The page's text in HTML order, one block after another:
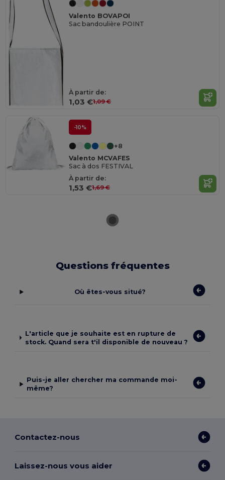
Valento BOVAPOI
Sac bandoulière POINT
À partir de:
1,03 €1,09 €
-10%
+8
Valento MCVAFES
Sac à dos FESTIVAL
À partir de:
1,53 €1,69 €
Questions fréquentes
Où êtes-vous situé?
L'article que je souhaite est en rupture de
stock. Quand sera t'il disponible de nouveau ?
Puis-je aller chercher ma commande moi-
même?
Contactez-nous
Laissez-nous vous aider